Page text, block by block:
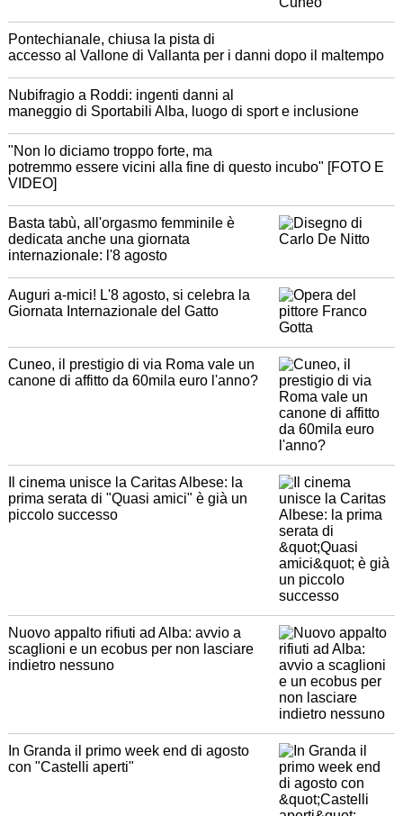
Pontechianale, chiusa la pista di
accesso al Vallone di Vallanta per i danni dopo il maltempo
Nubifragio a Roddi: ingenti danni al
maneggio di Sportabili Alba, luogo di sport e inclusione
"Non lo diciamo troppo forte, ma
potremmo essere vicini alla fine di questo incubo" [FOTO E
VIDEO]
Basta tabù, all'orgasmo femminile è
dedicata anche una giornata
internazionale: l'8 agosto
Auguri a-mici! L'8 agosto, si celebra la
Giornata Internazionale del Gatto
Cuneo, il prestigio di via Roma vale un
canone di affitto da 60mila euro l'anno?
Il cinema unisce la Caritas Albese: la
prima serata di "Quasi amici" è già un
piccolo successo
Nuovo appalto rifiuti ad Alba: avvio a
scaglioni e un ecobus per non lasciare
indietro nessuno
In Granda il primo week end di agosto
con "Castelli aperti"